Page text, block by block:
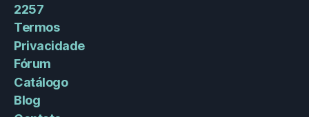
2257
Termos
Privacidade
Fórum
Catálogo
Blog